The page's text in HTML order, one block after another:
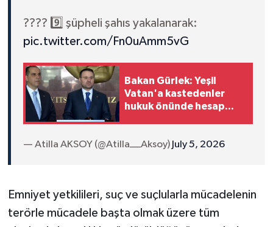
???? 9️⃣ şüpheli şahıs yakalanarak:
pic.twitter.com/Fn0uAmm5vG
Bakan Gürlek: Yeşil
Vatan'a kastedenler
hukuk önünde hesap
— Atilla AKSOY (@Atilla__Aksoy) July 5, 2026
Emniyet yetkilileri, suç ve suçlularla mücadelenin
terörle mücadele başta olmak üzere tüm